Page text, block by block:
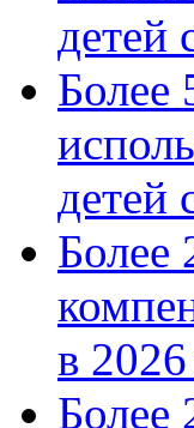
детей
Более
детей
Более
в
Более